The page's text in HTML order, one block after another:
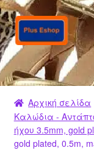
Απευθείας
μετάβαση
στην
πλοήγηση
Μετάβαση
σε
περιεχόμενο
Αρχική σελίδα
Καλώδια -
ήχου 3.5mm, gold
gold plated, 0.5m,